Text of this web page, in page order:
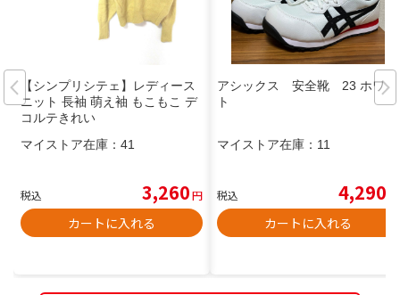
【シンプリシテェ】レディース
ニット 長袖 萌え袖 もこもこ デ
コルテきれい
マイストア在庫： 41
税込 3,260円
カートに入れる
アシックス 安全靴 23 ホワイ
ト
マイストア在庫： 11
税込 4,290
カートに入れる